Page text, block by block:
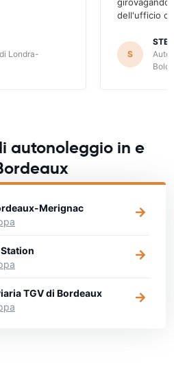
Londra-
dell'ufficio di
S
autonoleggio in e
Merignac
TGV di Bordeaux